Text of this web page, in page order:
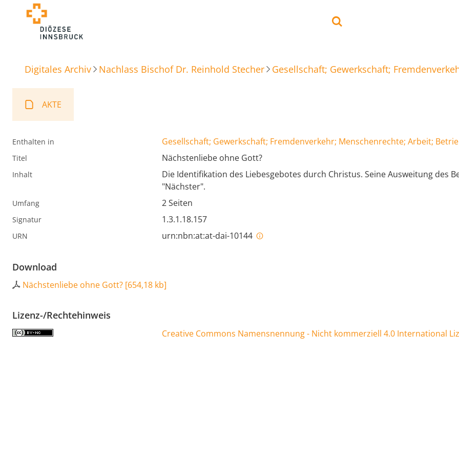
Digitales Archiv Nachlass Bischof Dr. Reinhold Stecher Gesellschaft; Gewerkschaft;
AKTE
Enthalten in Gesellschaft; Gewerkschaft; Fremdenverkehr; Menschenrechte; Arbeit;
Titel Nächstenliebe ohne Gott?
Inhalt
Die Identifikation des Liebesgebotes durch Christus. Seine Ausweitung des
"Nächster".
Umfang 2 Seiten
Signatur 1.3.1.18.157
URN urn:nbn:at:at-dai-10144
Download
Nächstenliebe ohne Gott? [654,18 kb]
Lizenz-/Rechtehinweis
Creative Commons Namensnennung - Nicht kommerziell 4.0 International